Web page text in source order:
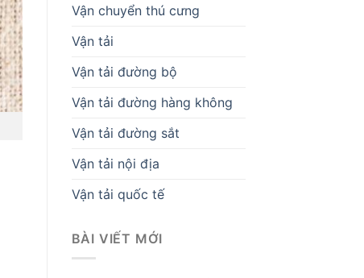
Vận chuyển thú cưng
Vận tải
Vận tải đường bộ
Vận tải đường hàng không
Vận tải đường sắt
Vận tải nội địa
Vận tải quốc tế
BÀI VIẾT MỚI